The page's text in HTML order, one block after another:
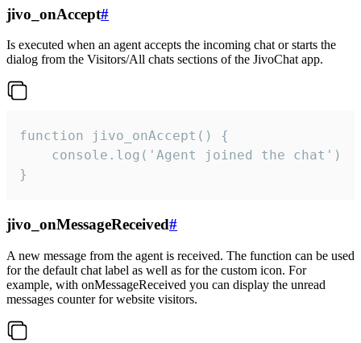
jivo_onAccept#
Is executed when an agent accepts the incoming chat or starts the
dialog from the Visitors/All chats sections of the JivoChat app.
function jivo_onAccept() {
}
jivo_onMessageReceived#
A new message from the agent is received. The function can be used
for the default chat label as well as for the custom icon. For
example, with onMessageReceived you can display the unread
messages counter for website visitors.